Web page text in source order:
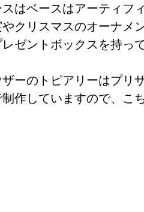
はベースはアーティフ
クリスマスのオーナメ
ゼントボックスを持っ
ーのトピアリーはプリ
作していますので、こ